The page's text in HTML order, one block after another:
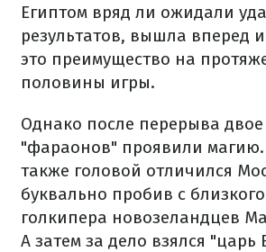
Египтом вряд ли ожидали
результатов, вышла вперед
это преимущество на
половины игры.
Однако после перерыва двое
"фараонов" проявили
также головой отличился
буквально пробив с
голкипера новозеландцев
А затем за дело взялся "царь